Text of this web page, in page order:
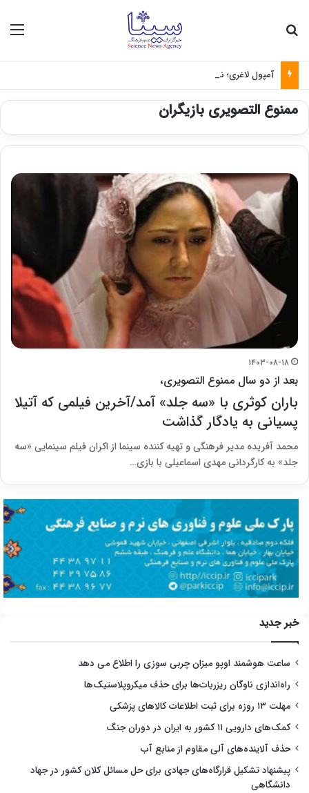
آمپول لاغری؛ نسخه‌ای که بدون تغذیه خطرناک می‌شود
ممنوع التصویری بازیگران
۱۴۰۳-۰۸-۱۸
بعد از دو سال ممنوع التصویری،
باران کوثری با «سه جلد» آمد/آخرین فیلمی که آتیلا
پسیانی به یادگار گذاشت
محمد آفریده مدیر فرهنگی و تهیه کننده سینما از اکران فیلم سینمایی «سه
جلد» به کارگردانی مهدی اسماعیلی با بازی…
خبر جدید
ساعت هوشمند اوپو میزان چربی سوزی را اطلاع می دهد
راه‌اندازی ناوگان ریزربات‌ها برای حذف میکروپلاستیک‌ها
مهلت ۱۳ روزه برای ثبت اطلاعات کالاهای پزشکی
کمک‌های دارویی ۱۱ کشور به ایران در دوران جنگ
حذف آلاینده‌های آلی مقاوم از منابع آب
پیشنهاد تشکیل قرارگاه‌های جهادی برای حل مسائل کلان کشور در جهاد
دانشگاهی